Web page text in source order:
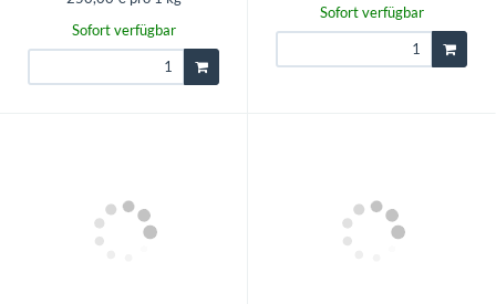
Sofort verfügbar
Sofort verfügbar